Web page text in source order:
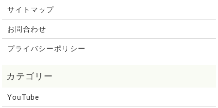
サイトマップ
お問合わせ
プライバシーポリシー
YouTube